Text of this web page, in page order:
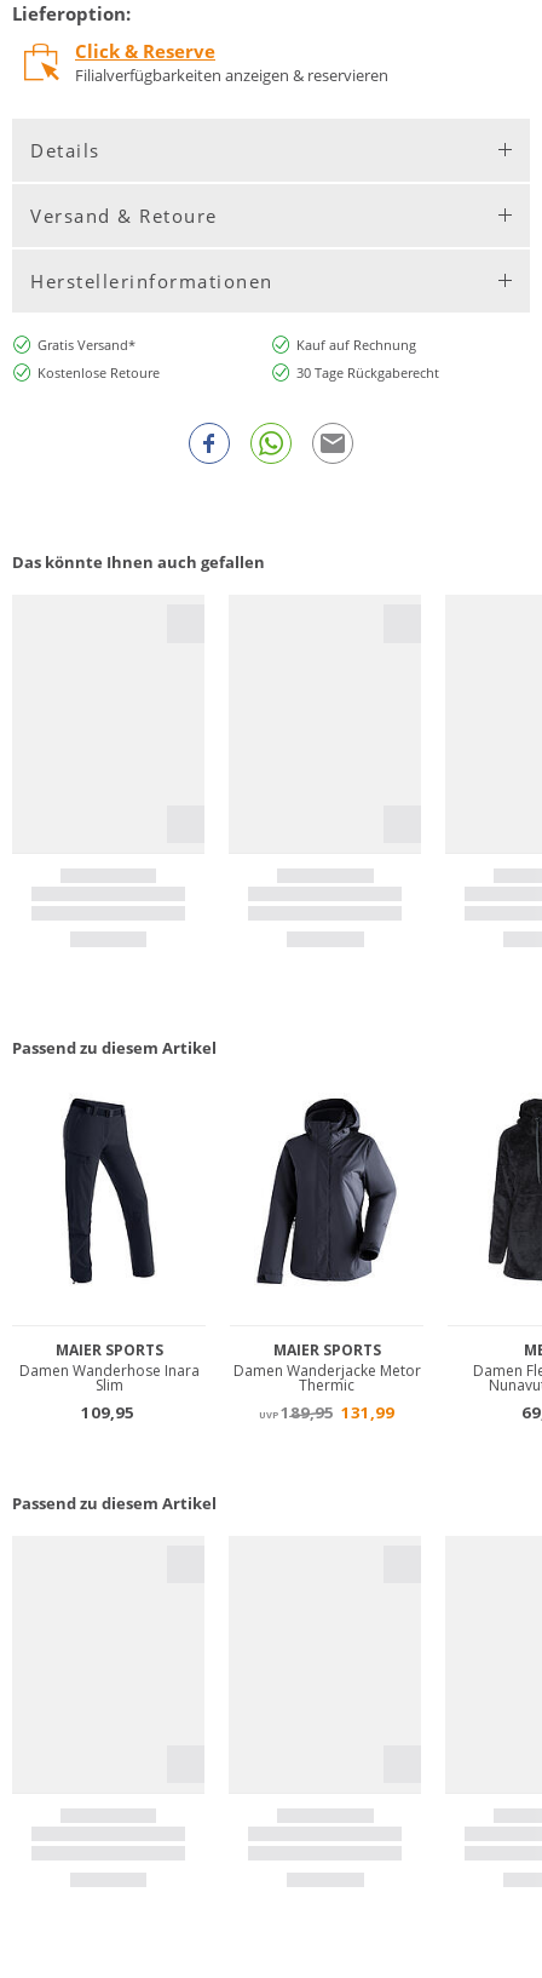
Lieferoption:
Click & Reserve
Filialverfügbarkeiten anzeigen & reservieren
Details
Versand & Retoure
Herstellerinformationen
Gratis Versand*
Kauf auf Rechnung
Kostenlose Retoure
30 Tage Rückgaberecht
Das könnte Ihnen auch gefallen
Passend zu diesem Artikel
Passend zu diesem Artikel